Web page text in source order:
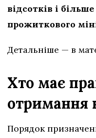
відсотків і
прожиткового
Детальніше — в
Хто має
отримання
Порядок